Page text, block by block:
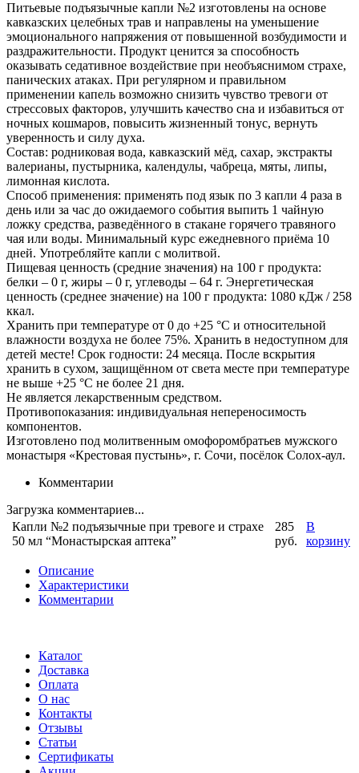
Питьевые подъязычные капли №2 изготовлены на основе
кавказских целебных трав и направлены на уменьшение
эмоционального напряжения от повышенной возбудимости и
раздражительности. Продукт ценится за способность
оказывать седативное воздействие при необъяснимом страхе,
панических атаках. При регулярном и правильном
применении капель возможно снизить чувство тревоги от
стрессовых факторов, улучшить качество сна и избавиться от
ночных кошмаров, повысить жизненный тонус, вернуть
уверенность и силу духа.
Состав: родниковая вода, кавказский мёд, сахар, экстракты
валерианы, пустырника, календулы, чабреца, мяты, липы,
лимонная кислота.
Способ применения: применять под язык по 3 капли 4 раза в
день или за час до ожидаемого события выпить 1 чайную
ложку средства, разведённого в стакане горячего травяного
чая или воды. Минимальный курс ежедневного приёма 10
дней. Употребляйте капли с молитвой.
Пищевая ценность (средние значения) на 100 г продукта:
белки – 0 г, жиры – 0 г, углеводы – 64 г. Энергетическая
ценность (среднее значение) на 100 г продукта: 1080 кДж / 258
ккал.
Хранить при температуре от 0 до +25 °С и относительной
влажности воздуха не более 75%. Хранить в недоступном для
детей месте! Срок годности: 24 месяца. После вскрытия
хранить в сухом, защищённом от света месте при температуре
не выше +25 °С не более 21 дня.
Не является лекарственным средством.
Противопоказания: индивидуальная непереносимость
компонентов.
Изготовлено под молитвенным омофоромбратьев мужского
монастыря «Крестовая пустынь», г. Сочи, посёлок Солох-аул.
Комментарии
Загрузка комментариев...
Капли №2 подъязычные при тревоге и страхе
50 мл “Монастырская аптека”
285
руб.
В
корзину
Описание
Характеристики
Комментарии
Каталог
Доставка
Оплата
О нас
Контакты
Отзывы
Статьи
Сертификаты